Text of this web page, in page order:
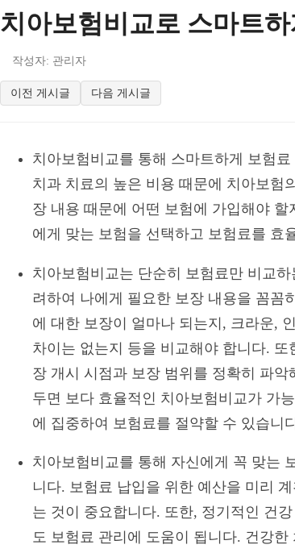
치아보험비교로 스마트하
작성자: 관리자
이전 게시글 다음 게시글
치아보험비교를 통해 스마트하게 보험
치과 치료의 높은 비용 때문에 치아보험
장 내용 때문에 어떤 보험에 가입해야
에게 맞는 보험을 선택하고 보험료를 효
치아보험비교는 단순히 보험료만 비교
려하여 나에게 필요한 보장 내용을 꼼꼼
에 대한 보장이 얼마나 되는지, 크라운,
차이는 없는지 등을 비교해야 합니다.
장 개시 시점과 보장 범위를 정확히 파
두면 보다 효율적인 치아보험비교가 가
에 집중하여 보험료를 절약할 수 있습니
치아보험비교를 통해 자신에게 꼭 맞는
니다. 보험료 납입을 위한 예산을 미리
는 것이 중요합니다. 또한, 정기적인 건
도 보험료 관리에 도움이 됩니다. 건강